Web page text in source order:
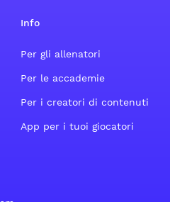
Info
Per gli allenatori
Per le accademie
Per i creatori di contenuti
App per i tuoi giocatori